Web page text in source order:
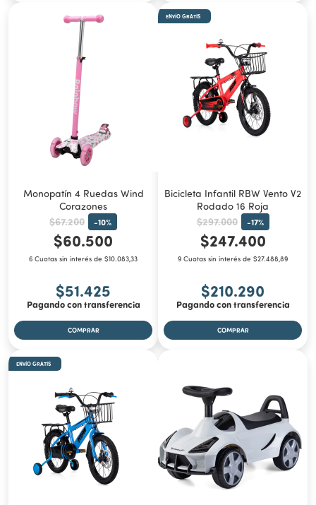
Monopatín 4 Ruedas Wind
Corazones
$67.200 -10%
$60.500
6 Cuotas sin interés de $10.083,33
$51.425
Pagando con transferencia
ENVÍO GRATIS
Bicicleta Infantil RBW Vento V2
Rodado 16 Roja
$297.000 -17%
$247.400
9 Cuotas sin interés de $27.488,89
$210.290
Pagando con transferencia
ENVÍO GRATIS